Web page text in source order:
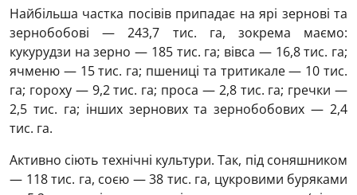
Найбільша частка посівів припадає на ярі зернові та
зернобобові — 243,7 тис. га, зокрема маємо:
кукурудзи на зерно — 185 тис. га; вівса — 16,8 тис. га;
ячменю — 15 тис. га; пшениці та тритикале — 10 тис.
га; гороху — 9,2 тис. га; проса — 2,8 тис. га; гречки —
2,5 тис. га; інших зернових та зернобобових — 2,4
тис. га.
Активно сіють технічні культури. Так, під соняшником
— 118 тис. га, соєю — 38 тис. га, цукровими буряками